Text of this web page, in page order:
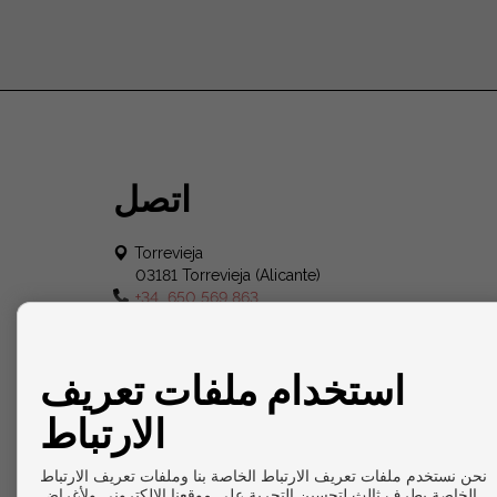
اتصل
Torrevieja
03181 Torrevieja (Alicante)
+34 650 569 863
استخدام ملفات تعريف
الارتباط
نحن نستخدم ملفات تعريف الارتباط الخاصة بنا وملفات تعريف الارتباط